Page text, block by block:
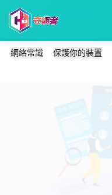
網絡常識 保護你的裝置